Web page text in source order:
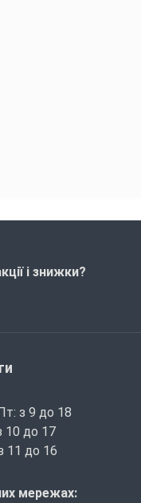
і знижки?
з 9 до 18
10 до 17
11 до 16
мережах: